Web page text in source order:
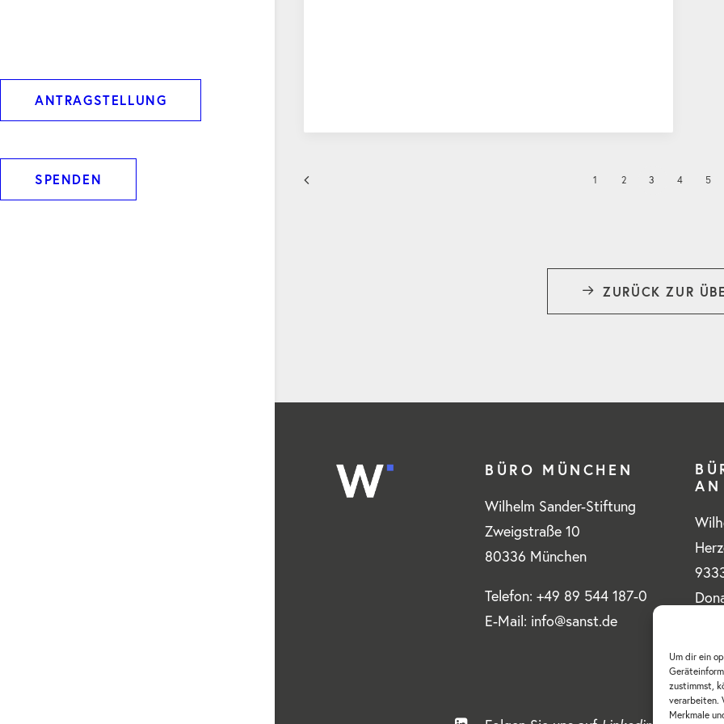
Um dir ein
zustimmst,
verarbeiten.
Merkmale
ANTRAGSTELLUNG
SPENDEN 1 2 3 4 5
ZURÜCK ZUR
BÜRO MÜNCHEN
Wilhelm Sander-Stiftung
Zweigstraße 10
80336 München
Telefon: +49 89 544 187-0
E-Mail: info@sanst.de
AN
E-